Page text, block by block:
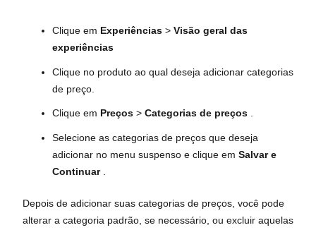
Clique em Experiências > Visão geral das
experiências
Clique no produto ao qual deseja adicionar categorias
de preço.
Clique em Preços > Categorias de preços .
Selecione as categorias de preços que deseja
adicionar no menu suspenso e clique em Salvar e
Continuar.
Depois de adicionar suas categorias de preços, você pode
alterar a categoria padrão, se necessário, ou excluir aquelas